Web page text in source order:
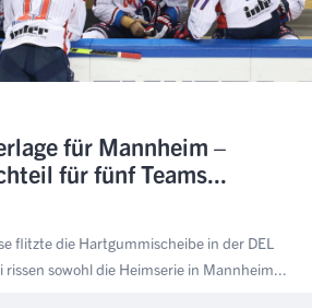
für Mannheim –
für fünf Teams...
flitzte die Hartgummischeibe in der DEL
rissen sowohl die Heimserie in Mannheim...